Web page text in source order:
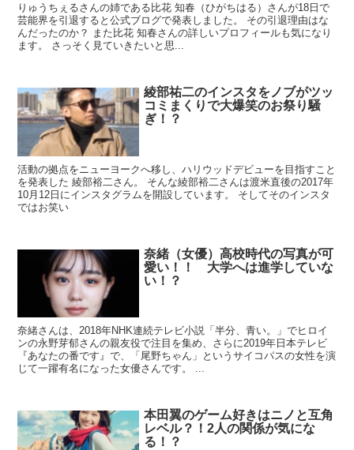
りゅうちぇるさんの姉である比花 知春（ひがちはる）さんが18日で
芸能界を引退すると公式ブログで発表しました。 その引退理由はな
んだったのか？ また比花 知春さんの詳しいプロフィールも気になり
ます。 さっそく見ていきたいと思...
綾部祐二のインスタをノブがツッ
コミまくりで大爆笑のお祭り騒
ぎ！？
活動の拠点をニューヨークへ移し、ハリウッドデビューを目指すこと
を発表した 綾部裕二さん。 そんな綾部裕二さんは渡米直後の2017年
10月12日にインスタグラムを開設しています。 そしてそのインスタ
ではお笑い
奈緒（女優）高校時代の写真が可
愛い！！ 大学へは進学していな
い！？
奈緒さんは、2018年NHK連続テレビ小説「半分、青い。」でヒロイ
ンの永野芽郁さんの親友役で注目を集め、さらに2019年日本テレビ
『あなたの番です』で、「尾野ちゃん」というサイコパスの女性を演
じて一躍有名になった女優さんです。 ...
本田翼のゲーム好きはニノと互角
レベル？！2人の関係が気にな
る！？